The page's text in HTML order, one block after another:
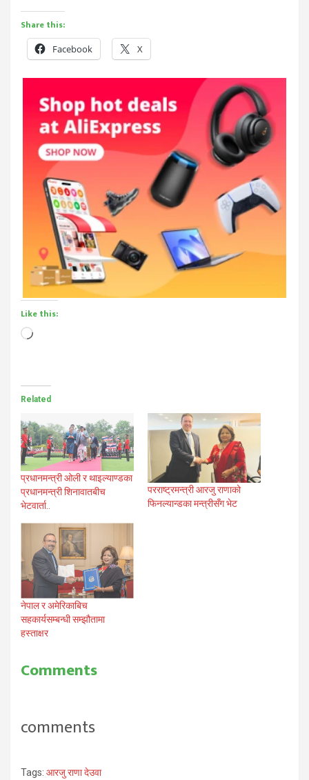
Share this:
Facebook X
Like this:
Loading…
Related
प्रधानमन्त्री ओली र थाइल्याण्डका
प्रधानमन्त्री शिनावातबीच
भेटवार्ता..
परराष्ट्रमन्त्री आरजु राणाको
फिनल्यान्डका मन्त्रीसँग भेट
नेपाल र अमेरिकाबिच
सहकार्यसम्बन्धी सम्झौतामा
हस्ताक्षर
Comments
comments
Tags: आरजु राणा देउवा